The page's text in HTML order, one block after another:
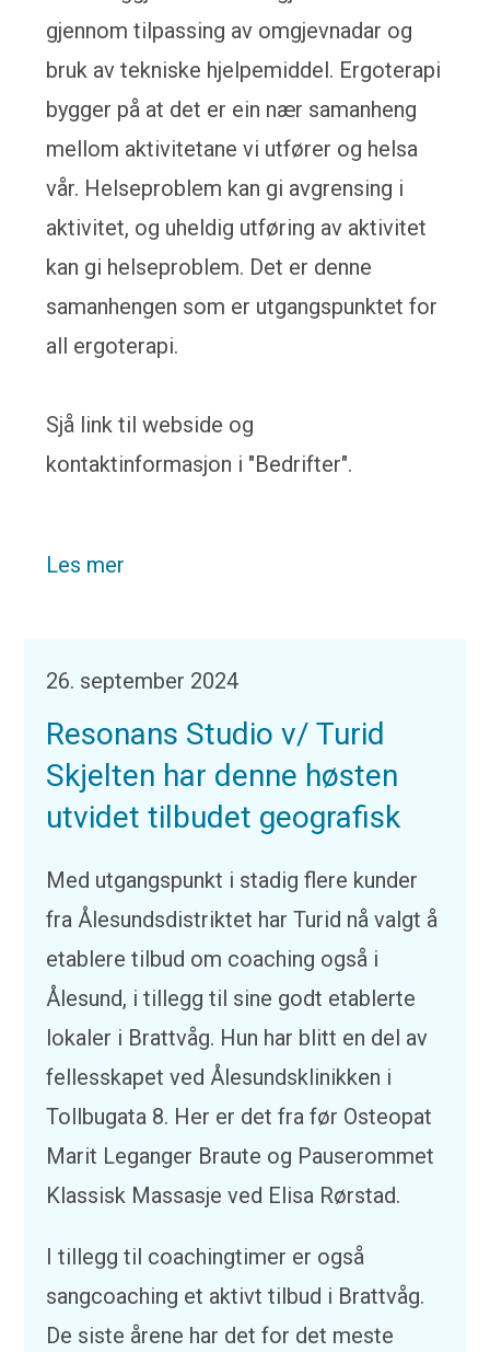
gjennom tilpassing av omgjevnadar og
bruk av tekniske hjelpemiddel. Ergoterapi
bygger på at det er ein nær samanheng
mellom aktivitetane vi utfører og helsa
vår. Helseproblem kan gi avgrensing i
aktivitet, og uheldig utføring av aktivitet
kan gi helseproblem. Det er denne
samanhengen som er utgangspunktet for
all ergoterapi.
Sjå link til webside og
kontaktinformasjon i "Bedrifter".
Les mer
26. september 2024
Resonans Studio v/ Turid
Skjelten har denne høsten
utvidet tilbudet geografisk
Med utgangspunkt i stadig flere kunder
fra Ålesundsdistriktet har Turid nå valgt å
etablere tilbud om coaching også i
Ålesund, i tillegg til sine godt etablerte
lokaler i Brattvåg. Hun har blitt en del av
fellesskapet ved Ålesundsklinikken i
Tollbugata 8. Her er det fra før Osteopat
Marit Leganger Braute og Pauserommet
Klassisk Massasje ved Elisa Rørstad.
I tillegg til coachingtimer er også
sangcoaching et aktivt tilbud i Brattvåg.
De siste årene har det for det meste